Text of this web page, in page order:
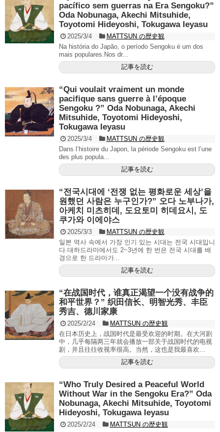
pacífico sem guerras na Era Sengoku?”
Oda Nobunaga, Akechi Mitsuhide,
Toyotomi Hideyoshi, Tokugawa Ieyasu
2025/3/4
MATTSUN の歴史観
Na história do Japão, o período Sengoku é um dos
mais populares.Nos dr...
記事を読む
“Qui voulait vraiment un monde
pacifique sans guerre à l’époque
Sengoku ?” Oda Nobunaga, Akechi
Mitsuhide, Toyotomi Hideyoshi,
Tokugawa Ieyasu
2025/3/4
MATTSUN の歴史観
Dans l’histoire du Japon, la période Sengoku est l’une
des plus popula...
記事を読む
“전국시대에 ‘전쟁 없는 평화로운 세상’을
원했던 사람은 누구인가?” 오다 노부나가,
아케치 미츠히데, 도요토미 히데요시, 도
쿠가와 이에야스
2025/3/3
MATTSUN の歴史観
일본 역사 속에서 가장 인기 있는 시대는 전국 시대입니
다.대하드라마에서도 2~3년에 한 번은 전국 시대를 배
경으로 한 드라마가...
記事を読む
“在战国时代，谁真正渴望一个没有战争的
和平世界？” 织田信长、明智光秀、丰臣
秀吉、德川家康
2025/2/24
MATTSUN の歴史観
在日本历史上，战国时代是最受欢迎的时期。在大河剧
中，几乎每隔两三年就会播放一部关于战国时代的电视
剧，并且往往收视率很高。当然，这也是我最喜欢...
記事を読む
“Who Truly Desired a Peaceful World
Without War in the Sengoku Era?” Oda
Nobunaga, Akechi Mitsuhide, Toyotomi
Hideyoshi, Tokugawa Ieyasu
2025/2/24
MATTSUN の歴史観